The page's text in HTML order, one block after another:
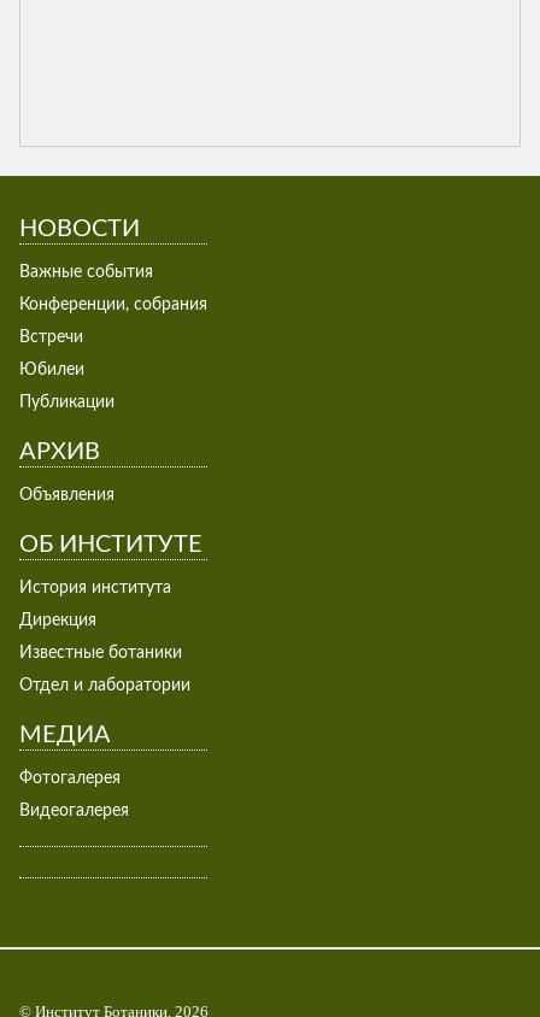
НОВОСТИ
Важные события
Конференции, собрания
Встречи
Юбилеи
Публикации
АРХИВ
Объявления
ОБ ИНСТИТУТЕ
История института
Дирекция
Известные ботаники
Отдел и лаборатории
МЕДИА
Фотогалерея
Видеогалерея
© Институт Ботаники, 2026